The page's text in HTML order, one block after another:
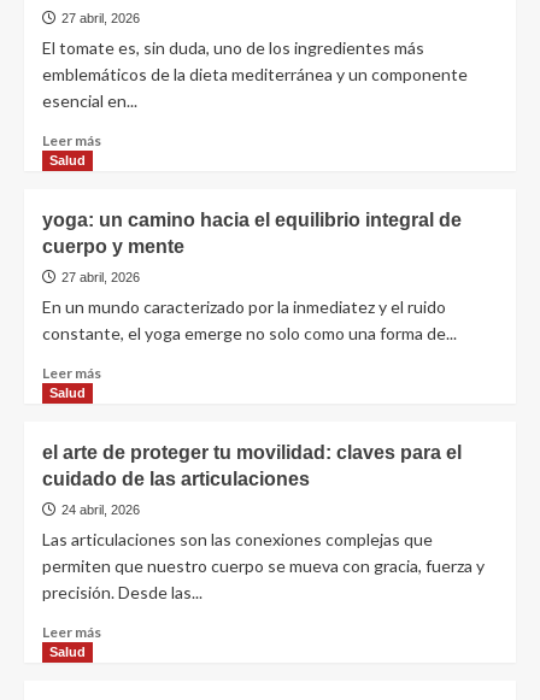
27 abril, 2026
El tomate es, sin duda, uno de los ingredientes más
emblemáticos de la dieta mediterránea y un componente
esencial en...
Leer más
Salud
yoga: un camino hacia el equilibrio integral de
cuerpo y mente
27 abril, 2026
En un mundo caracterizado por la inmediatez y el ruido
constante, el yoga emerge no solo como una forma de...
Leer más
Salud
el arte de proteger tu movilidad: claves para el
cuidado de las articulaciones
24 abril, 2026
Las articulaciones son las conexiones complejas que
permiten que nuestro cuerpo se mueva con gracia, fuerza y
precisión. Desde las...
Leer más
Salud